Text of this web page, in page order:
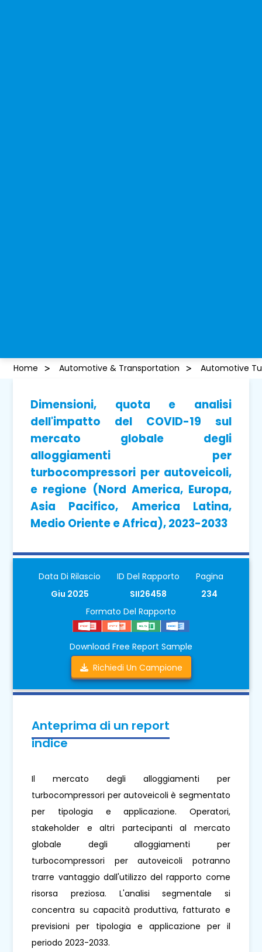
Home Automotive & Transportation Automotive
Dimensioni, quota e analisi
dell'impatto del COVID-19 sul
mercato globale degli
alloggiamenti per
turbocompressori per autoveicoli,
e regione (Nord America, Europa,
Asia Pacifico, America Latina,
Medio Oriente e Africa), 2023-2033
Data Di Rilascio
Giu 2025
ID Del Rapporto
SII26458
Pagina
234
Formato Del Rapporto
Download Free Report Sample
Richiedi Un Campione
Anteprima di un report
indice
Il mercato degli alloggiamenti per
turbocompressori per autoveicoli è segmentato
per tipologia e applicazione. Operatori,
stakeholder e altri partecipanti al mercato
globale degli alloggiamenti per
turbocompressori per autoveicoli potranno
trarre vantaggio dall'utilizzo del rapporto come
risorsa preziosa. L'analisi segmentale si
concentra su capacità produttiva, fatturato e
previsioni per tipologia e applicazione per il
periodo 2023-2033.